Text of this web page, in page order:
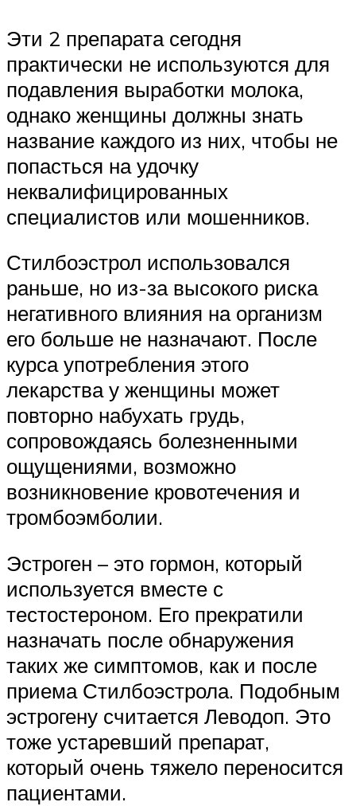
Эти 2 препарата сегодня
практически не используются для
подавления выработки молока,
однако женщины должны знать
название каждого из них, чтобы не
попасться на удочку
неквалифицированных
специалистов или мошенников.
Стилбоэстрол использовался
раньше, но из-за высокого риска
негативного влияния на организм
его больше не назначают. После
курса употребления этого
лекарства у женщины может
повторно набухать грудь,
сопровождаясь болезненными
ощущениями, возможно
возникновение кровотечения и
тромбоэмболии.
Эстроген – это гормон, который
используется вместе с
тестостероном. Его прекратили
назначать после обнаружения
таких же симптомов, как и после
приема Стилбоэстрола. Подобным
эстрогену считается Леводоп. Это
тоже устаревший препарат,
который очень тяжело переносится
пациентами.